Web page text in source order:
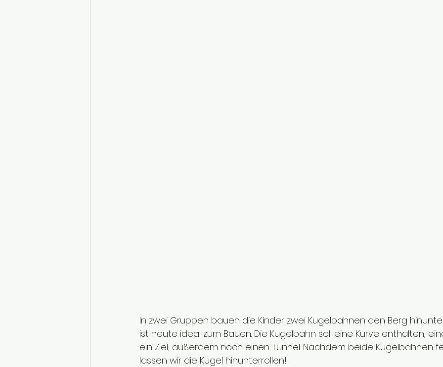
In zwei Gruppen bauen die Kinder zwei Kugelbahnen den Berg
ist heute ideal zum Bauen. Die Kugelbahn soll eine Kurve enthalten,
ein Ziel, außerdem noch einen Tunnel. Nachdem beide Kugelbahnen
lassen wir die Kugel hinunterrollen!